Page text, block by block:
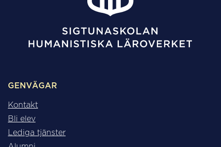
GENVÄGAR
Kontakt
Bli elev
Lediga tjänster